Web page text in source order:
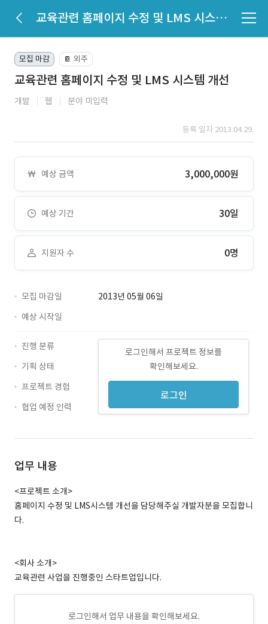
교육관련 홈페이지 수정 및 LMS 시스템 개선
모집 마감 📔 외주
교육관련 홈페이지 수정 및 LMS 시스템 개선
개발 웹 분야 미입력
등록 일자 2013.04.29.
예상 금액 3,000,000원
예상 기간 30일
지원자 수 0명
모집 마감일
2013년 05월 06일
예상 시작일
로그인해서 프로젝트 정보를
확인해보세요.
로그인
진행 분류
기획 상태
프로젝트 경험
협업 예정 인력
업무 내용
<프로젝트 소개>
홈페이지 수정 및 LMS시스템 개선을 담당해주실 개발자분을 모집합니
다.
<회사 소개>
교육관련 사업을 진행중인 스타트업입니다.
로그인해서 업무 내용을 확인해보세요.